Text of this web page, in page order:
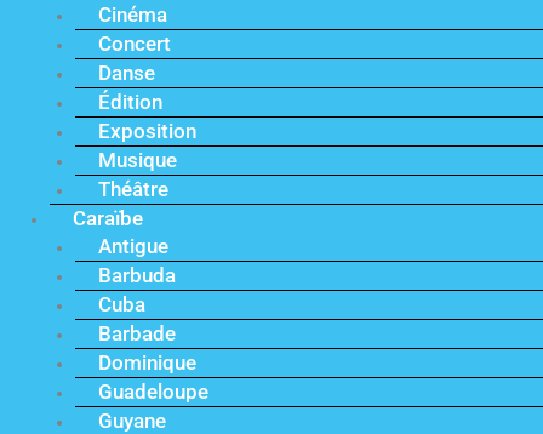
Cinéma
Concert
Danse
Édition
Exposition
Musique
Théâtre
Caraïbe
Antigue
Barbuda
Cuba
Barbade
Dominique
Guadeloupe
Guyane